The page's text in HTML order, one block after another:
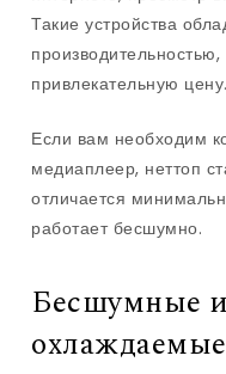
Такие устройства
привлекательную цену.
Если вам необходим
медиаплеер, неттоп
отличается
работает бесшумно.
Бесшумные